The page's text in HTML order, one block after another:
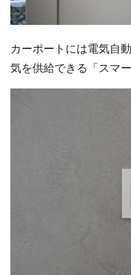
カーポートには電気自
気を供給できる「スマ